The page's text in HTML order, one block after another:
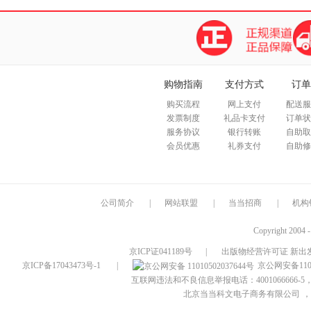
购物指南
购买流程
发票制度
服务协议
会员优惠
支付方式
网上支付
礼品卡支付
银行转账
礼券支付
订
配送
订单
自助
自助
公司简介 网站联盟 当当招商 机构
Copyright 2004
京ICP证041189号
出版物经营许可证 新出
京ICP备17043473号-1
京公网安备
互联网违法和不良信息举报电话：4001066666-5
北京当当科文电子商务有限公司